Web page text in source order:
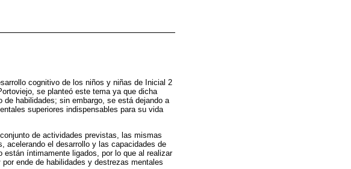
cognitivo de los niños y niñas de Inicial 2
se planteó este tema ya que dicha
habilidades; sin embargo, se está dejando a
superiores indispensables para su vida
de actividades previstas, las mismas
acelerando el desarrollo y las capacidades de
íntimamente ligados, por lo que al realizar
ende de habilidades y destrezas mentales